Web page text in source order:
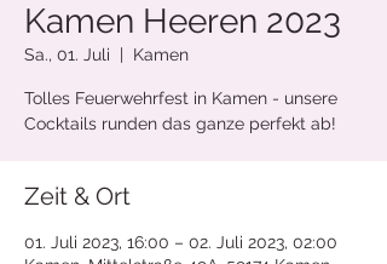
Kamen Heeren 2023
Sa., 01. Juli
  |
Kamen
Tolles Feuerwehrfest in Kamen - unsere
Cocktails runden das ganze perfekt ab!
Zeit & Ort
01. Juli 2023, 16:00 – 02. Juli 2023, 02:00